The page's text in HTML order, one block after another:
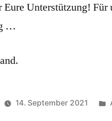
Eure Unterstützung! Für
…
14. September 2021